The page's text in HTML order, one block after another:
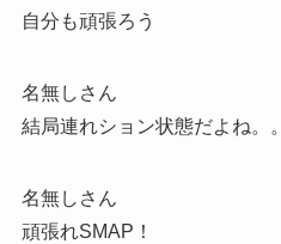
自分も頑張ろう
名無しさん
結局連れション状態だよね。。
名無しさん
頑張れSMAP！